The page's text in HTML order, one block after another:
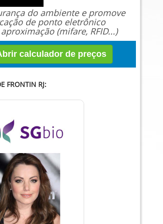
do ambiente e promove
de ponto eletrônico
(mifare, RFID...)
calculador de preços
FRONTIN RJ: